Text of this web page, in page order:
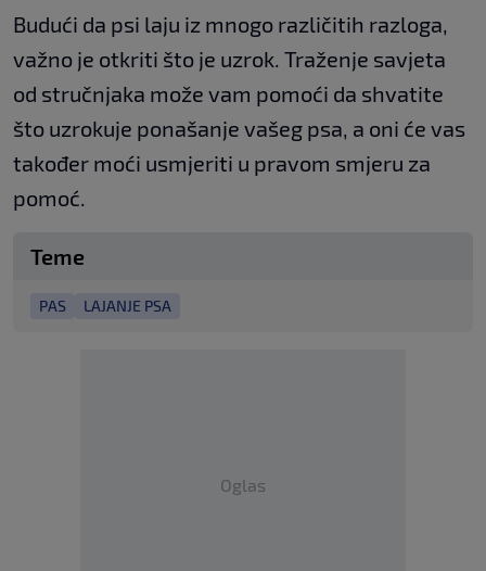
Budući da psi laju iz mnogo različitih razloga,
važno je otkriti što je uzrok. Traženje savjeta
od stručnjaka može vam pomoći da shvatite
što uzrokuje ponašanje vašeg psa, a oni će vas
također moći usmjeriti u pravom smjeru za
pomoć.
Teme
PAS LAJANJE PSA
Oglas